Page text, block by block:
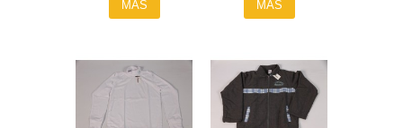
MÁS MÁS